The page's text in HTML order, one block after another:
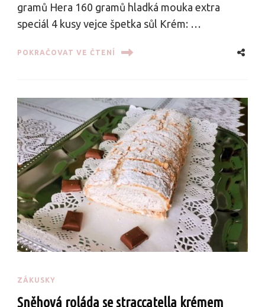
gramů Hera 160 gramů hladká mouka extra
speciál 4 kusy vejce špetka sůl Krém: …
POKRAČOVAT VE ČTENÍ
ZÁKUSKY
Sněhová roláda se straccatella krémem